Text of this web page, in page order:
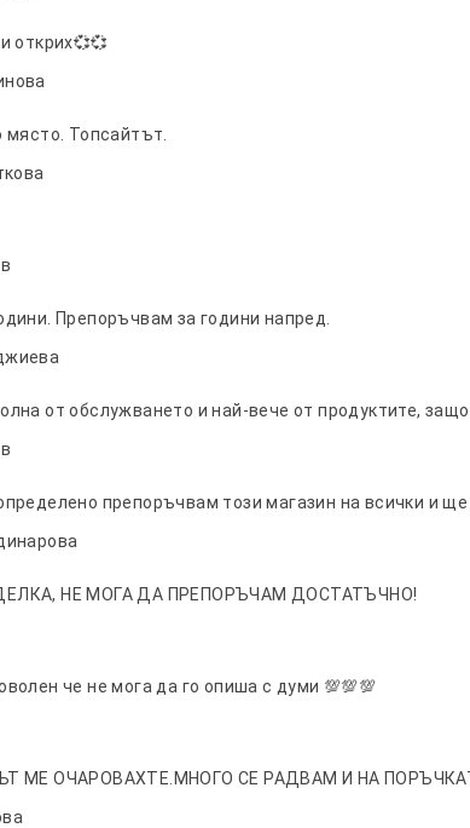
открих💞💞
място. Топсайтът.
Препоръчвам за години напред.
от обслужването и най-вече от продуктите,
препоръчвам този магазин на всички и
НЕ МОГА ДА ПРЕПОРЪЧАМ ДОСТАТЪЧНО!
че не мога да го опиша с думи 💯💯💯
МЕ ОЧАРОВАХТЕ.МНОГО СЕ РАДВАМ И НА